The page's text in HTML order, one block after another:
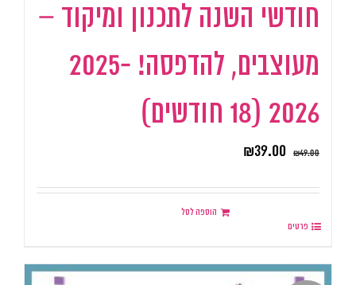
חודשי השנה לתכנון ומיקוד –
מעוצבים, להדפסה! 2025-
2026 (18 חודשים)
₪49.00
₪39.00
הוספה לסל
פרטים